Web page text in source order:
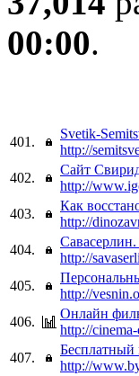
00:00.
401.
Svetik-
http://
402.
Сайт
http://
403.
Как
http://
404.
http://
405.
http://
406.
Онлайн
http://
407.
Бесплатный
http://